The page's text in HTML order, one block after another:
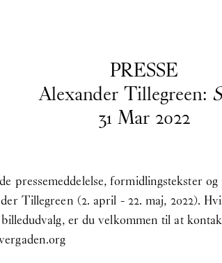
udstillinger. Hvis du har spørgsmål,
presseansvarlig
PRESSE
Alexander Tillegreen:
31 Mar 2022
pressemeddelelse, formidlingstekster
Tillegreen (2. april - 22. maj, 2022).
er du velkommen til at